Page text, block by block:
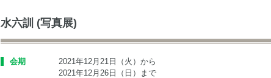
水六訓 (写真展)
会期
2021年12月21日（火）から
2021年12月26日（日）まで